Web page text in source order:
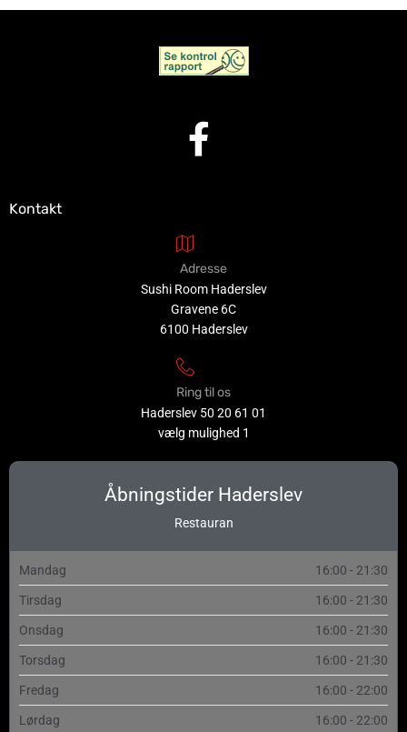
Kontakt
Adresse
Sushi Room Haderslev
Gravene 6C
6100 Haderslev
Ring til os
Haderslev 50 20 61 01
vælg mulighed 1
Åbningstider Haderslev
Restauran
Mandag 16:00 - 21:30
Tirsdag 16:00 - 21:30
Onsdag 16:00 - 21:30
Torsdag 16:00 - 21:30
Fredag 16:00 - 22:00
Lørdag 16:00 - 22:00